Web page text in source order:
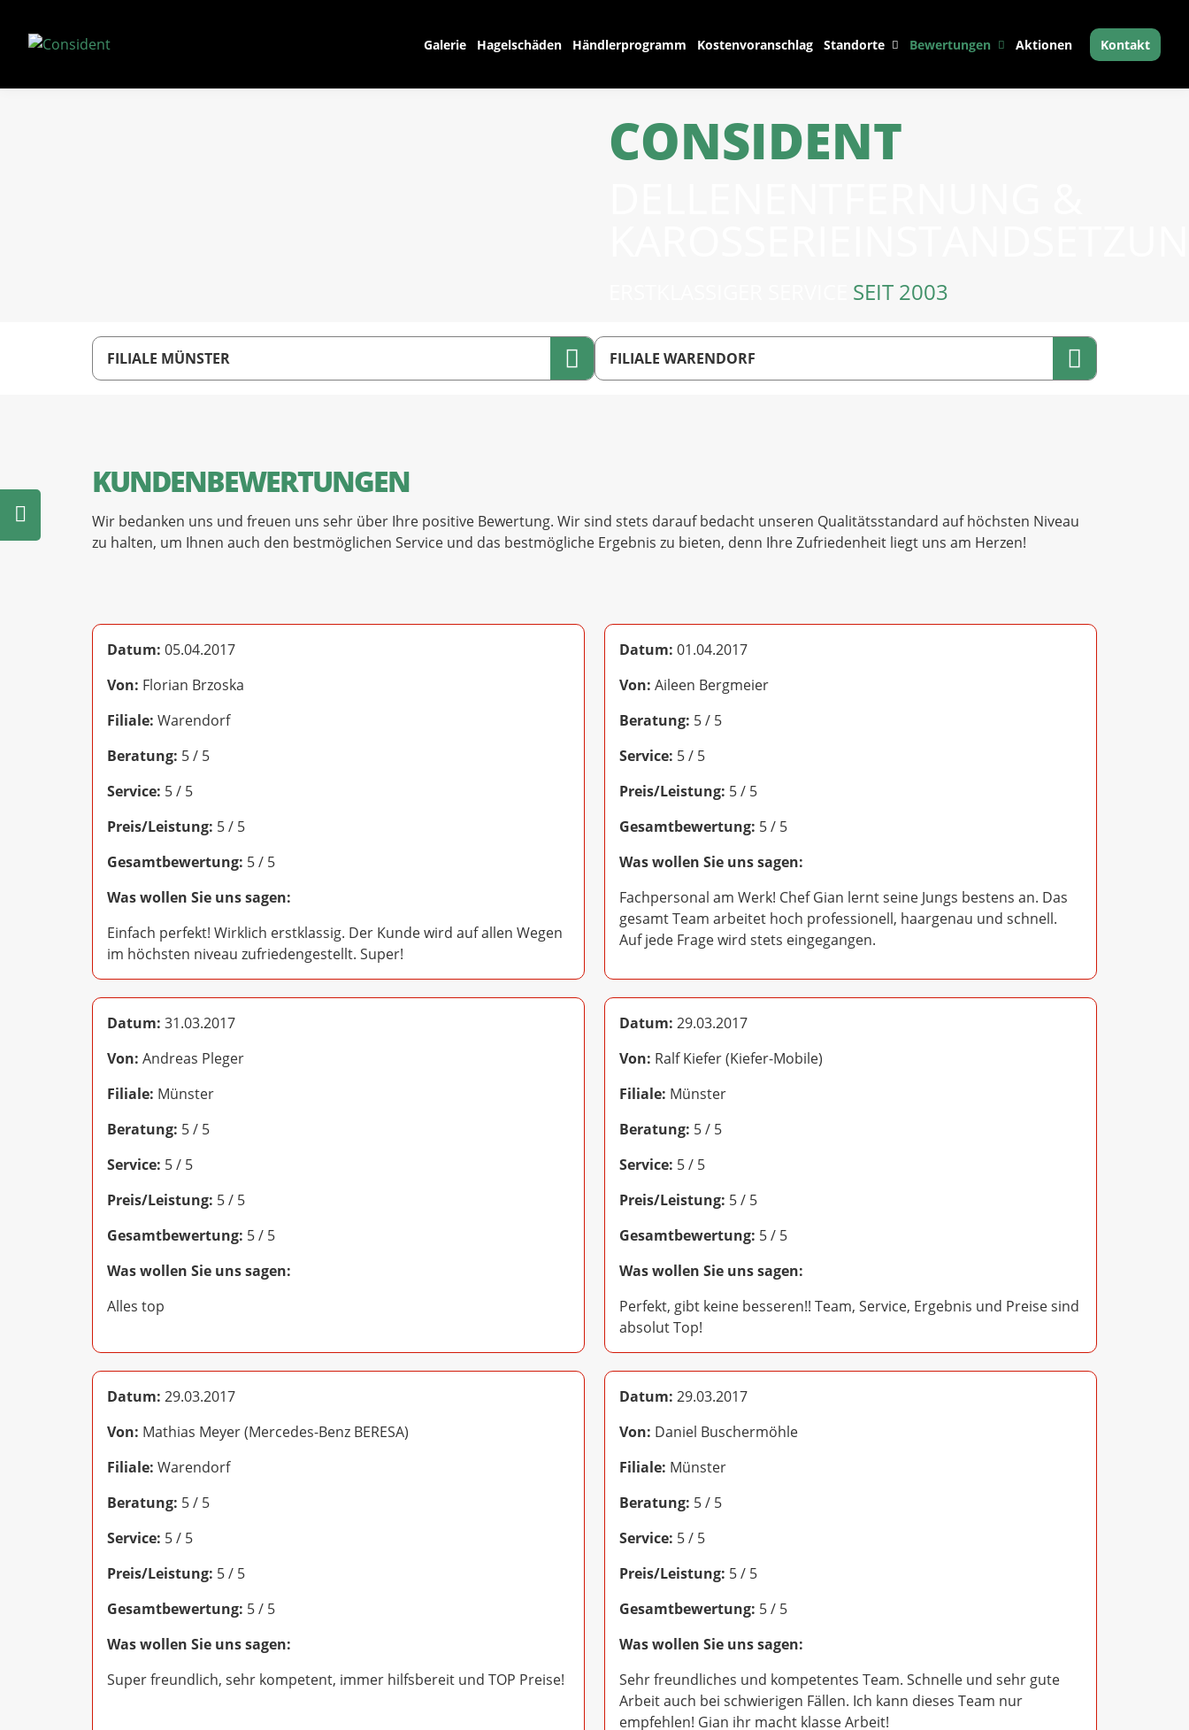
Galerie Hagelschäden Händlerprogramm Kostenvoranschlag Standorte Bewertungen Aktionen Kontakt
CONSIDENT
SEIT 2003
FILIALE MÜNSTER FILIALE WARENDORF
KUNDENBEWERTUNGEN
Wir bedanken uns und freuen uns sehr über Ihre positive Bewertung. Wir sind stets darauf bedacht unseren Qualitätsstandard auf höchsten Niveau
zu halten, um Ihnen auch den bestmöglichen Service und das bestmögliche Ergebnis zu bieten, denn Ihre Zufriedenheit liegt uns am Herzen!
Datum: 05.04.2017
Von: Florian Brzoska
Filiale: Warendorf
Beratung: 5 / 5
Service: 5 / 5
Preis/Leistung: 5 / 5
Gesamtbewertung: 5 / 5
Was wollen Sie uns sagen:
Einfach perfekt! Wirklich erstklassig. Der Kunde wird auf allen Wegen
im höchsten niveau zufriedengestellt. Super!
Datum: 01.04.2017
Von: Aileen Bergmeier
Beratung: 5 / 5
Service: 5 / 5
Preis/Leistung: 5 / 5
Gesamtbewertung: 5 / 5
Was wollen Sie uns sagen:
Fachpersonal am Werk! Chef Gian lernt seine Jungs bestens an. Das
gesamt Team arbeitet hoch professionell, haargenau und schnell.
Auf jede Frage wird stets eingegangen.
Datum: 31.03.2017
Von: Andreas Pleger
Filiale: Münster
Beratung: 5 / 5
Service: 5 / 5
Preis/Leistung: 5 / 5
Gesamtbewertung: 5 / 5
Was wollen Sie uns sagen:
Alles top
Datum: 29.03.2017
Von: Ralf Kiefer (Kiefer-Mobile)
Filiale: Münster
Beratung: 5 / 5
Service: 5 / 5
Preis/Leistung: 5 / 5
Gesamtbewertung: 5 / 5
Was wollen Sie uns sagen:
Perfekt, gibt keine besseren!! Team, Service, Ergebnis und Preise sind
absolut Top!
Datum: 29.03.2017
Von: Mathias Meyer (Mercedes-Benz BERESA)
Filiale: Warendorf
Beratung: 5 / 5
Service: 5 / 5
Preis/Leistung: 5 / 5
Gesamtbewertung: 5 / 5
Was wollen Sie uns sagen:
Super freundlich, sehr kompetent, immer hilfsbereit und TOP Preise!
Datum: 29.03.2017
Von: Daniel Buschermöhle
Filiale: Münster
Beratung: 5 / 5
Service: 5 / 5
Preis/Leistung: 5 / 5
Gesamtbewertung: 5 / 5
Was wollen Sie uns sagen:
Sehr freundliches und kompetentes Team. Schnelle und sehr gute
Arbeit auch bei schwierigen Fällen. Ich kann dieses Team nur
empfehlen! Gian ihr macht klasse Arbeit!